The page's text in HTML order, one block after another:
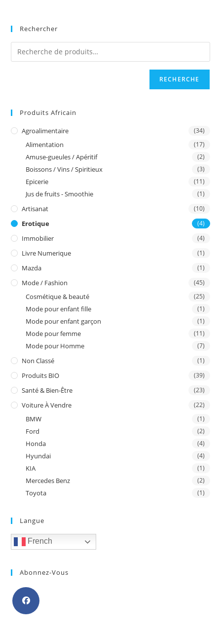
Rechercher
RECHERCHE
Produits Africain
Agroalimentaire (34)
Alimentation (17)
Amuse-gueules / Apéritif (2)
Boissons / Vins / Spiritieux (3)
Epicerie (11)
Jus de fruits - Smoothie (1)
Artisanat (10)
Erotique (4)
Immobilier (4)
Livre Numerique (1)
Mazda (1)
Mode / Fashion (45)
Cosmétique & beauté (25)
Mode pour enfant fille (1)
Mode pour enfant garçon (1)
Mode pour femme (11)
Mode pour Homme (7)
Non Classé (1)
Produits BIO (39)
Santé & Bien-Être (23)
Voiture À Vendre (22)
BMW (1)
Ford (2)
Honda (4)
Hyundai (4)
KIA (1)
Mercedes Benz (2)
Toyota (1)
Langue
French
Abonnez-Vous